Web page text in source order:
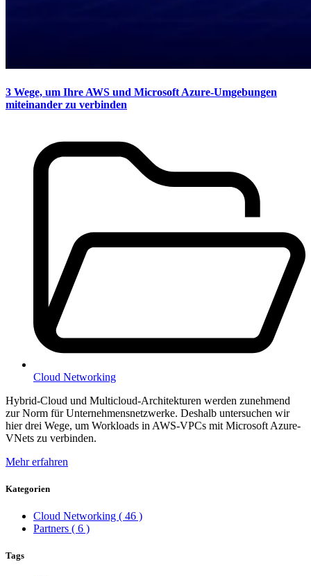
3 Wege, um Ihre AWS und Microsoft Azure-Umgebungen
miteinander zu verbinden
Cloud Networking
Hybrid-Cloud und Multicloud-Architekturen werden zunehmend
zur Norm für Unternehmensnetzwerke. Deshalb untersuchen wir
hier drei Wege, um Workloads in AWS-VPCs mit Microsoft Azure-
VNets zu verbinden.
Mehr erfahren
Kategorien
Cloud Networking ( 46 )
Partners ( 6 )
Tags